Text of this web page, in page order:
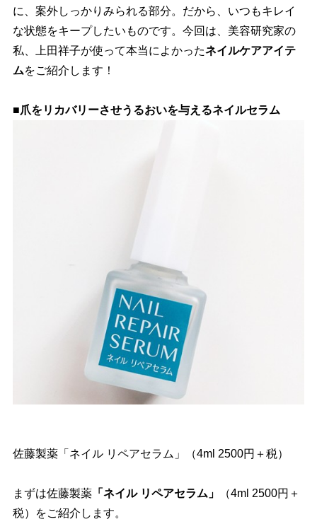
に、案外しっかりみられる部分。だから、いつもキレイ
な状態をキープしたいものです。今回は、美容研究家の
私、上田祥子が使って本当によかったネイルケアアイテ
ムをご紹介します！
■爪をリカバリーさせうるおいを与えるネイルセラム
佐藤製薬「ネイル リペアセラム」（4ml 2500円＋税）
まずは佐藤製薬「ネイル リペアセラム」
（4ml 2500円＋
税）をご紹介します。